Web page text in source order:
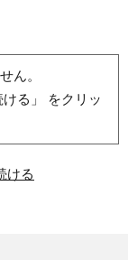
ん。
る」 をクリッ
ける